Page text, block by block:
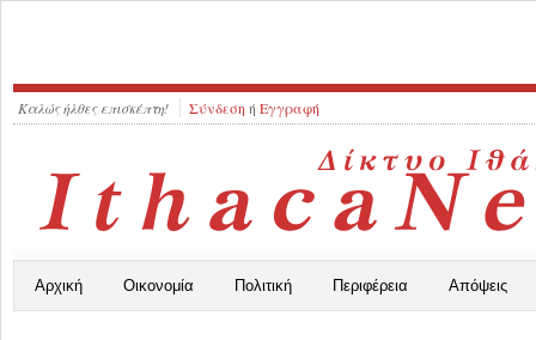
Καλώς ήλθες επισκέπτη! Σύνδεση ή Εγγραφή
Αρχική Οικονομία Πολιτική Περιφέρεια Απόψεις